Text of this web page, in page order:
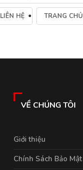
LIÊN HỆ TRANG CHỦ
VỀ CHÚNG TÔI
Giới thiệu
Chính Sách Bảo Mật